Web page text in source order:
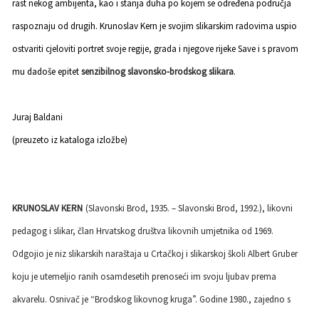
rast nekog ambijenta, kao i stanja duha po kojem se određena područja
raspoznaju od drugih. Krunoslav Kern je svojim slikarskim radovima uspio
ostvariti cjeloviti portret svoje regije, grada i njegove rijeke Save i s pravom
mu dadoše epitetsenzibilnog slavonsko-brodskog slikara.
Juraj Baldani
(preuzeto iz kataloga izložbe)
KRUNOSLAV KERN (Slavonski Brod, 1935. – Slavonski Brod, 1992.), likovni
pedagog i slikar, član Hrvatskog društva likovnih umjetnika od 1969.
Odgojio je niz slikarskih naraštaja u Crtačkoj i slikarskoj školi Albert Gruber
koju je utemeljio ranih osamdesetih prenoseći im svoju ljubav prema
akvarelu. Osnivač je “Brodskog likovnog kruga”. Godine 1980., zajedno s